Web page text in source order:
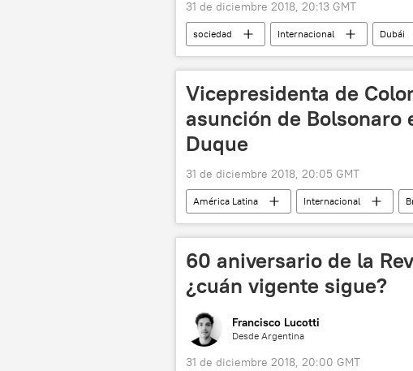
31 de diciembre 2018, 20:13 GMT
sociedad Internacional Dubái
Vicepresidenta de
asunción de Bolsonaro
Duque
31 de diciembre 2018, 20:05 GMT
América Latina Internacional
Marta Lucía Ramírez
noticias
60 aniversario de la
¿cuán vigente sigue?
Francisco Lucotti
Desde Argentina
31 de diciembre 2018, 20:00 GMT